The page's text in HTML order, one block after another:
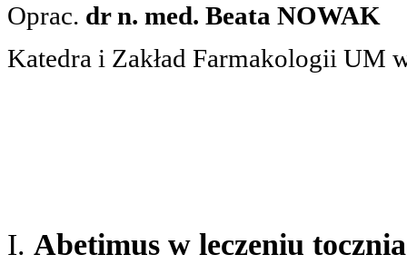
Oprac. dr n. med. Beata NOWAK
Katedra i Zakład Farmakologii UM
I. Abetimus w leczeniu